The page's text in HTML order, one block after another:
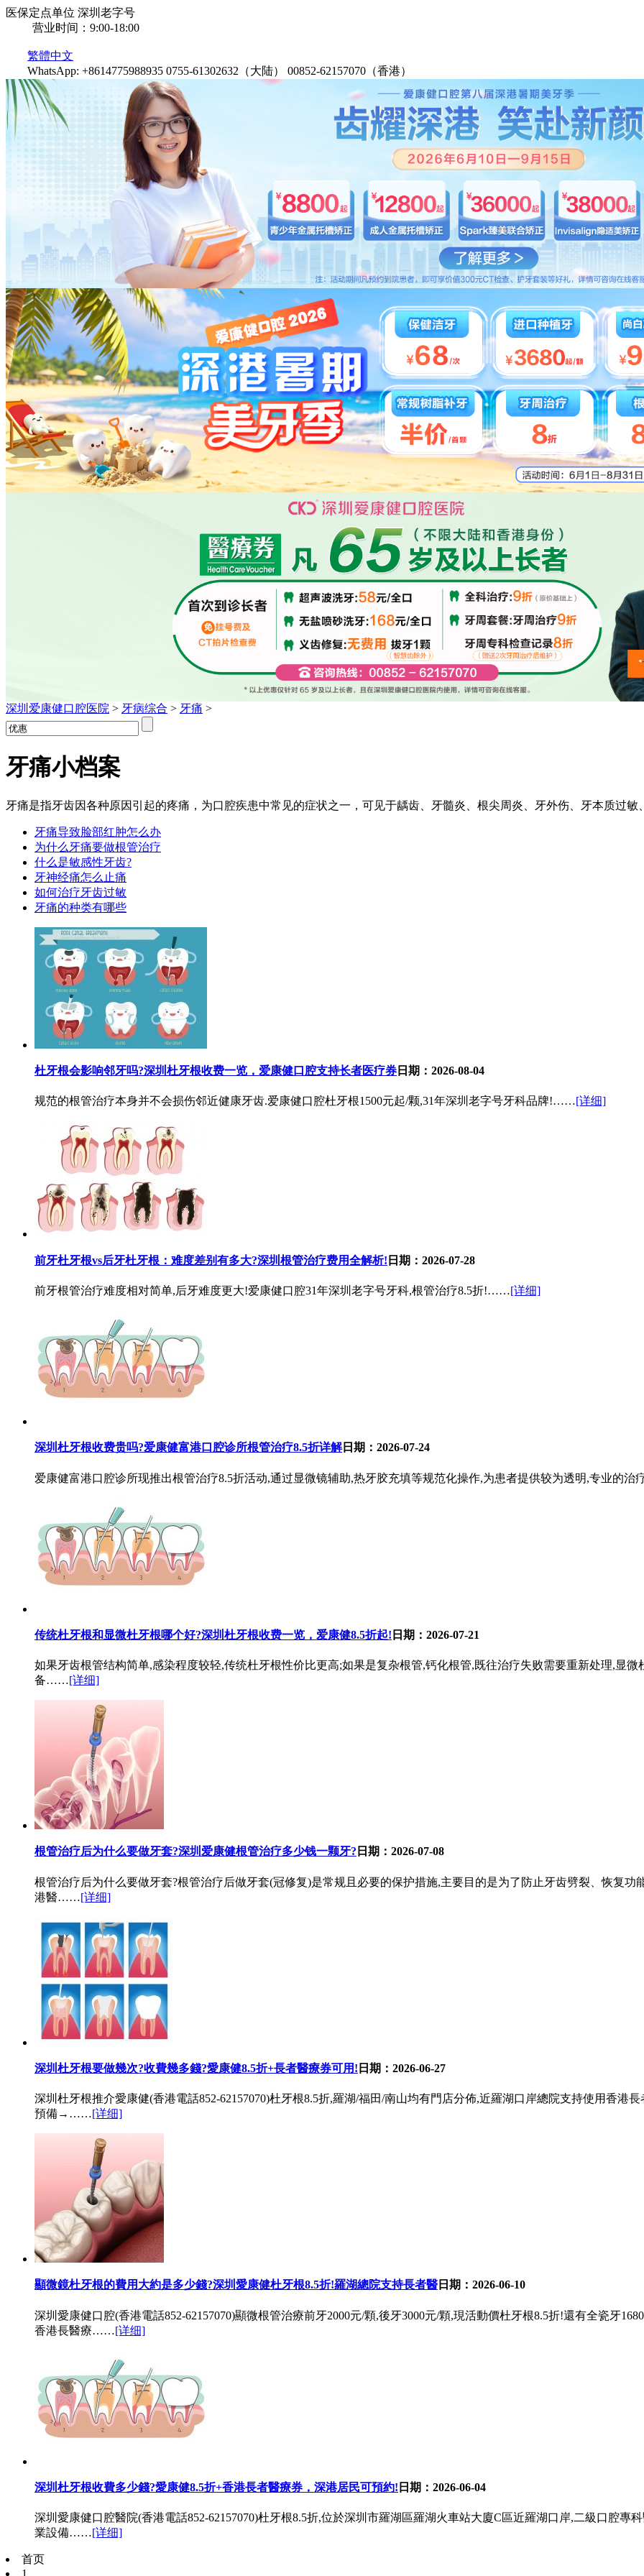
医保定点单位 深圳老字号
营业时间：9:00-18:00
繁體中文
WhatsApp: +8614775988935 0755-61302632（大陆） 00852-62157070（香港）
深圳爱康健口腔医院 > 牙病综合 > 牙痛 >
牙痛小档案
牙痛是指牙齿因各种原因引起的疼痛，为口腔疾患中常见的症状之一，可见于龋齿、牙髓炎、根尖周炎、牙外伤、牙本质过敏
牙痛导致脸部红肿怎么办
为什么牙痛要做根管治疗
什么是敏感性牙齿?
牙神经痛怎么止痛
如何治疗牙齿过敏
牙痛的种类有哪些
杜牙根会影响邻牙吗?深圳杜牙根收费一览，爱康健口腔支持长者医疗券 日期：2026-08-04
规范的根管治疗本身并不会损伤邻近健康牙齿.爱康健口腔杜牙根1500元起/颗,31年深圳老字号牙科品牌!……[详细]
前牙杜牙根vs后牙杜牙根：难度差别有多大?深圳根管治疗费用全解析! 日期：2026-07-28
前牙根管治疗难度相对简单,后牙难度更大!爱康健口腔31年深圳老字号牙科,根管治疗8.5折!……[详细]
深圳杜牙根收费贵吗?爱康健富港口腔诊所根管治疗8.5折详解日期：2026-07-24
爱康健富港口腔诊所现推出根管治疗8.5折活动,通过显微镜辅助,热牙胶充填等规范化操作,为患者提供较为透明,专业的
传统杜牙根和显微杜牙根哪个好?深圳杜牙根收费一览，爱康健8.5折起! 日期：2026-07-21
如果牙齿根管结构简单,感染程度较轻,传统杜牙根性价比更高;如果是复杂根管,钙化根管,既往治疗失败需要重新处理,显
备……[详细]
根管治疗后为什么要做牙套?深圳爱康健根管治疗多少钱一颗牙? 日期：2026-07-08
根管治疗后为什么要做牙套?根管治疗后做牙套(冠修复)是常规且必要的保护措施,主要目的是为了防止牙齿劈裂、恢复
港醫……[详细]
深圳杜牙根要做幾次?收費幾多錢?愛康健8.5折+長者醫療券可用! 日期：2026-06-27
深圳杜牙根推介愛康健(香港電話852-62157070)杜牙根8.5折,羅湖/福田/南山均有門店分佈,近羅湖口岸總院支持使用香
預備→……[详细]
顯微鏡杜牙根的費用大約是多少錢?深圳愛康健杜牙根8.5折!羅湖總院支持長者醫 日期：2026-06-10
深圳愛康健口腔(香港電話852-62157070)顯微根管治療前牙2000元/顆,後牙3000元/顆,現活動價杜牙根8.5折!還有全瓷牙
香港長醫療……[详细]
深圳杜牙根收費多少錢?愛康健8.5折+香港長者醫療券，深港居民可預約! 日期：2026-06-04
深圳愛康健口腔醫院(香港電話852-62157070)杜牙根8.5折,位於深圳市羅湖區羅湖火車站大廈C區近羅湖口岸,二級口腔
業設備……[详细]
首页